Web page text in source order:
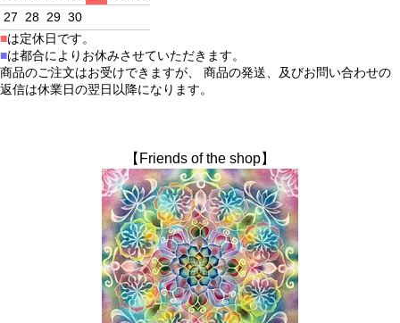
27
28 29 30
■は定休日です。
■は都合によりお休みさせていただきます。
商品のご注文はお受けできますが、 商品の発送、及びお問い合わせの
返信は休業日の翌日以降になります。
【Friends of the shop】